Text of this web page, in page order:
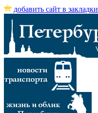
добавить сайт в закладки